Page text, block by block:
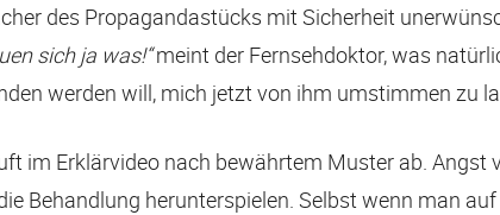
des Propagandastücks mit Sicherheit
sich ja was!“meint der Fernsehdoktor, was
werden will, mich jetzt von ihm umstimmen zu
im Erklärvideo nach bewährtem Muster ab. Angst
Behandlung herunterspielen. Selbst wenn man